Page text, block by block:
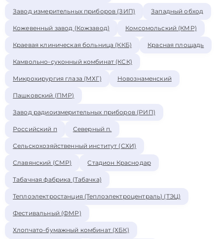
Завод измерительных приборов (ЗИП) Западный обход
Кожевенный завод (Кожзавод) Комсомольский (КМР)
Краевая клиническая больница (ККБ) Красная площадь
Камвольно-суконный комбинат (КСК)
Микрохирургия глаза (МХГ) Новознаменский
Пашковский (ПМР)
Завод радиоизмерительных приборов (РИП)
Российский п Северный п.
Сельскохозяйственный институт (СХИ)
Славянский (СМР) Стадион Краснодар
Табачная фабрика (Табачка)
Теплоэлектростанция (Теплоэлектроцентраль) (ТЭЦ)
Фестивальный (ФМР)
Хлопчато-бумажный комбинат (ХБК)